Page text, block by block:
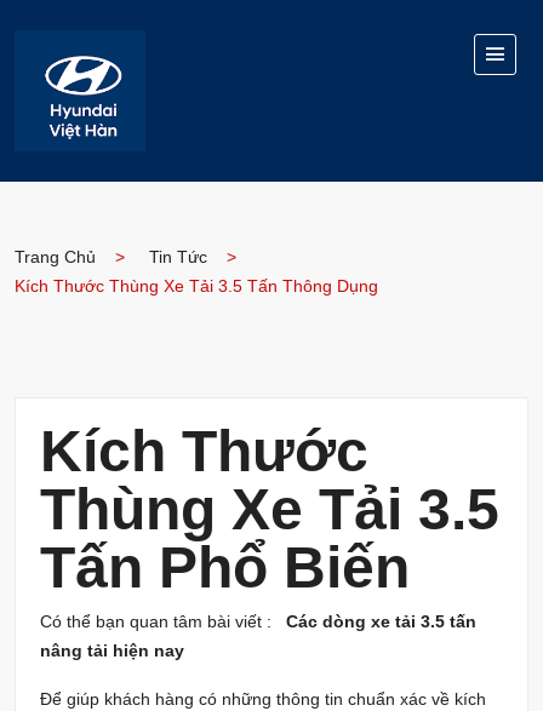
Trang Chủ
Tin Tức
Kích Thước Thùng Xe Tải 3.5 Tấn Thông Dụng
Kích Thước
Thùng Xe Tải 3.5
Tấn Phổ Biến
Có thể bạn quan tâm bài viết : Các dòng xe tải 3.5 tấn
nâng tải hiện nay
Để giúp khách hàng có những thông tin chuẩn xác về kích